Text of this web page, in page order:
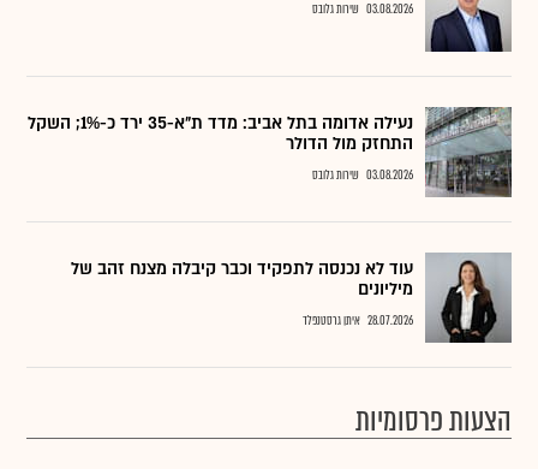
03.08.2026 שירות גלובס
נעילה אדומה בתל אביב: מדד ת"א-35 ירד כ-1%; השקל
התחזק מול הדולר
03.08.2026 שירות גלובס
עוד לא נכנסה לתפקיד וכבר קיבלה מצנח זהב של
מיליונים
28.07.2026 איתן גרסטנפלד
הצעות פרסומיות